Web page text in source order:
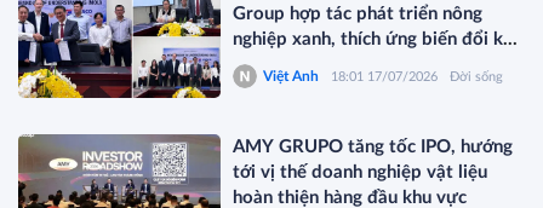
Group hợp tác phát triển nông
nghiệp xanh, thích ứng biến đổi khí
hậu
Việt Anh 18:01 17/07/2026 Đời sống
AMY GRUPO tăng tốc IPO, hướng
tới vị thế doanh nghiệp vật liệu
hoàn thiện hàng đầu khu vực